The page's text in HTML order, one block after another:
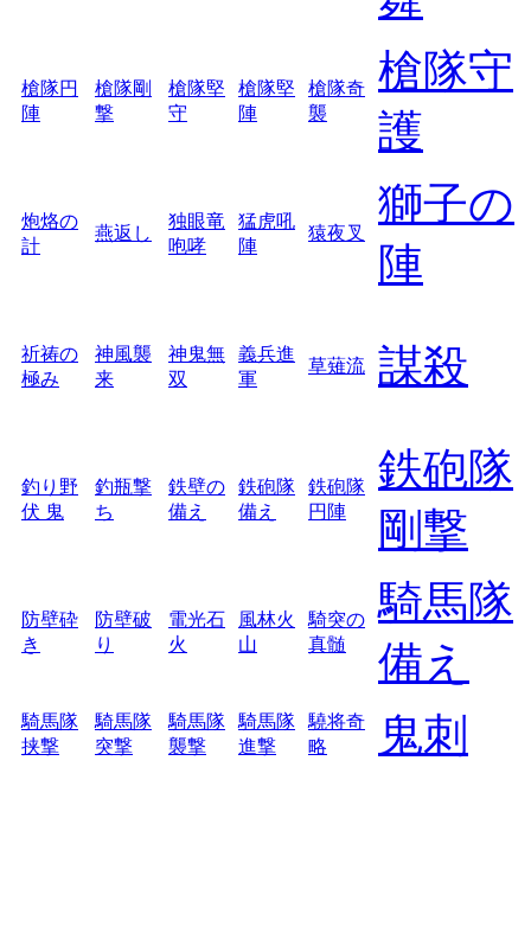
槍隊円
陣
槍隊剛
撃
槍隊堅
守
槍隊堅
陣
槍隊奇
襲
槍隊守
護
炮烙の
計
燕返し
独眼竜
咆哮
猛虎吼
陣
猿夜叉
獅子の
陣
祈祷の
極み
神風襲
来
神鬼無
双
義兵進
軍
草薙流 謀殺
釣り野
伏 鬼
釣瓶撃
ち
鉄壁の
備え
鉄砲隊
備え
鉄砲隊
円陣
鉄砲隊
剛撃
防壁砕
き
防壁破
り
電光石
火
風林火
山
騎突の
真髄
騎馬隊
備え
騎馬隊
挟撃
騎馬隊
突撃
騎馬隊
襲撃
騎馬隊
進撃
驍将奇
略
鬼刺